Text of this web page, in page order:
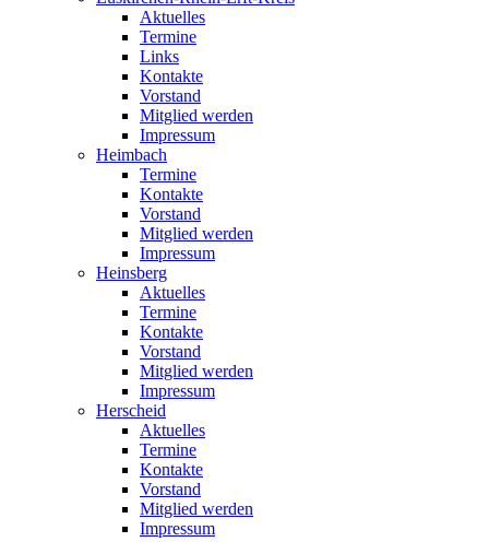
Aktuelles
Termine
Links
Kontakte
Vorstand
Mitglied werden
Impressum
Heimbach
Termine
Kontakte
Vorstand
Mitglied werden
Impressum
Heinsberg
Aktuelles
Termine
Kontakte
Vorstand
Mitglied werden
Impressum
Herscheid
Aktuelles
Termine
Kontakte
Vorstand
Mitglied werden
Impressum